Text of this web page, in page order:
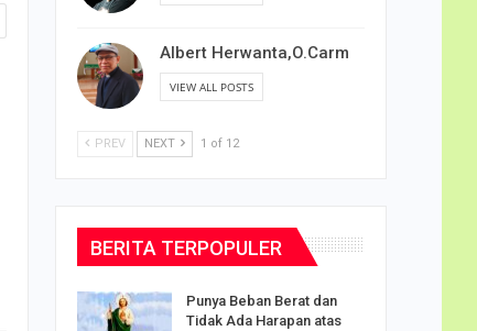
Albert Herwanta,O.Carm
VIEW ALL POSTS
PREV NEXT 1 of 12
BERITA TERPOPULER
Punya Beban Berat dan
Tidak Ada Harapan atas